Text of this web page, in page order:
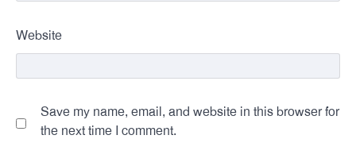
Website
Save my name, email, and website in this browser for
the next time I comment.